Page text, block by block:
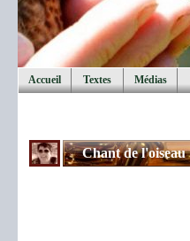
Chant de l'oiseau
Accueil Textes Médias